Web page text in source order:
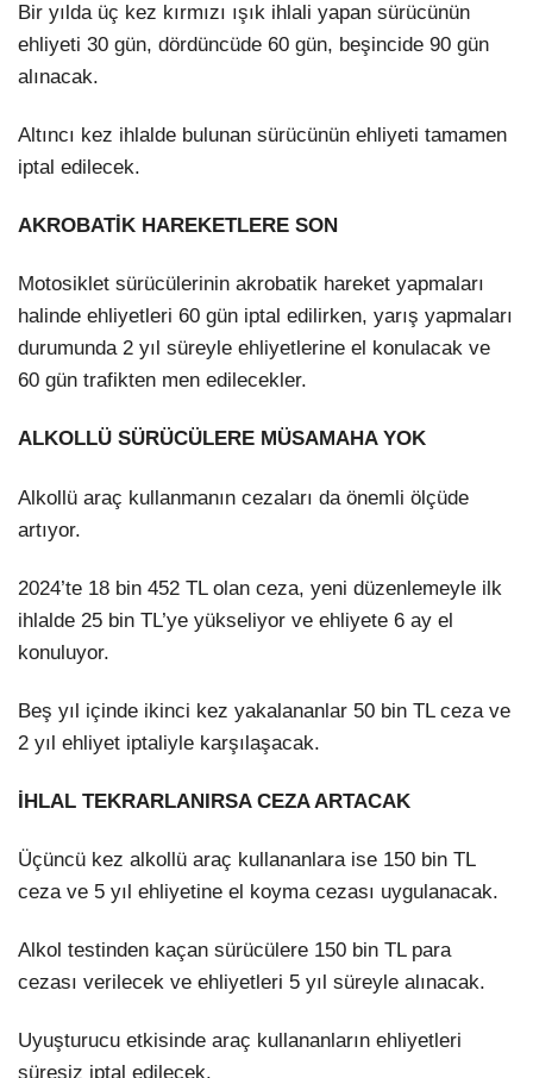
Bir yılda üç kez kırmızı ışık ihlali yapan sürücünün
ehliyeti 30 gün, dördüncüde 60 gün, beşincide 90 gün
alınacak.
Altıncı kez ihlalde bulunan sürücünün ehliyeti tamamen
iptal edilecek.
AKROBATİK HAREKETLERE SON
Motosiklet sürücülerinin akrobatik hareket yapmaları
halinde ehliyetleri 60 gün iptal edilirken, yarış yapmaları
durumunda 2 yıl süreyle ehliyetlerine el konulacak ve
60 gün trafikten men edilecekler.
ALKOLLÜ SÜRÜCÜLERE MÜSAMAHA YOK
Alkollü araç kullanmanın cezaları da önemli ölçüde
artıyor.
2024’te 18 bin 452 TL olan ceza, yeni düzenlemeyle ilk
ihlalde 25 bin TL’ye yükseliyor ve ehliyete 6 ay el
konuluyor.
Beş yıl içinde ikinci kez yakalananlar 50 bin TL ceza ve
2 yıl ehliyet iptaliyle karşılaşacak.
İHLAL TEKRARLANIRSA CEZA ARTACAK
Üçüncü kez alkollü araç kullananlara ise 150 bin TL
ceza ve 5 yıl ehliyetine el koyma cezası uygulanacak.
Alkol testinden kaçan sürücülere 150 bin TL para
cezası verilecek ve ehliyetleri 5 yıl süreyle alınacak.
Uyuşturucu etkisinde araç kullananların ehliyetleri
süresiz iptal edilecek.